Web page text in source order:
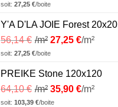
soit: 27,25 €/boite
Y'A D'LA JOIE Forest 20x20
56,14€ /m² 27,25 €/m²
soit: 27,25 €/boite
PREIKE Stone 120x120
64,10€ /m² 35,90 €/m²
soit: 103,39 €/boite